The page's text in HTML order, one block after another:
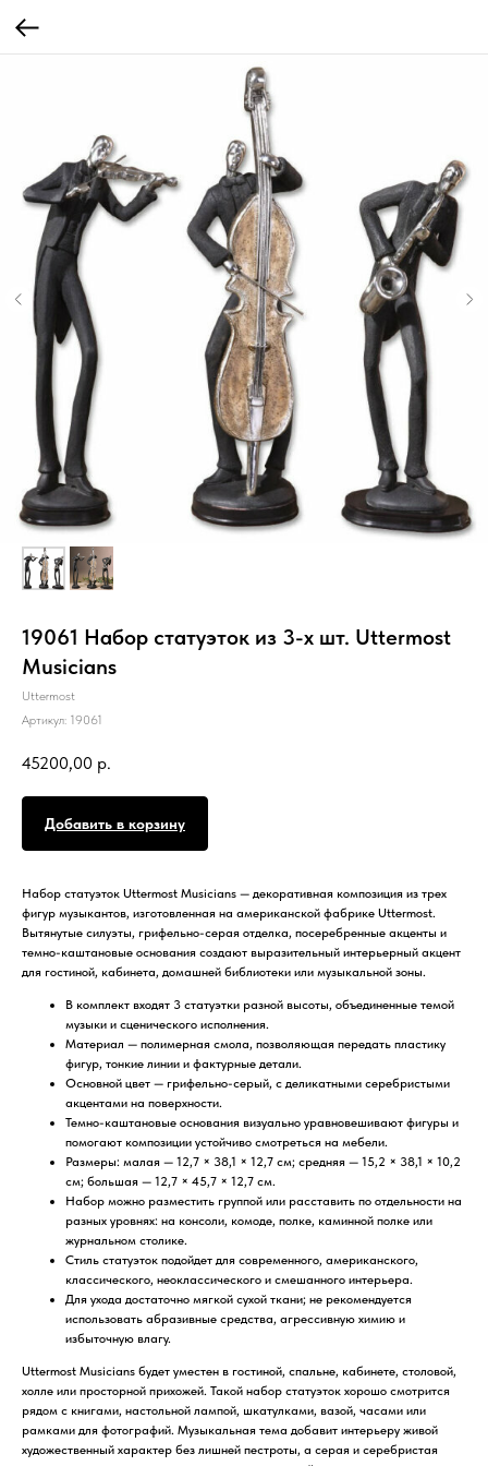
19061 Набор статуэток из 3-х шт. Uttermost
Musicians
Uttermost
Артикул: 19061
45200,00 р.
Добавить в корзину
Набор статуэток Uttermost Musicians — декоративная композиция из трех
фигур музыкантов, изготовленная на американской фабрике Uttermost.
Вытянутые силуэты, грифельно-серая отделка, посеребренные акценты и
темно-каштановые основания создают выразительный интерьерный акцент
для гостиной, кабинета, домашней библиотеки или музыкальной зоны.
В комплект входят 3 статуэтки разной высоты, объединенные темой
музыки и сценического исполнения.
Материал — полимерная смола, позволяющая передать пластику
фигур, тонкие линии и фактурные детали.
Основной цвет — грифельно-серый, с деликатными серебристыми
акцентами на поверхности.
Темно-каштановые основания визуально уравновешивают фигуры и
помогают композиции устойчиво смотреться на мебели.
Размеры: малая — 12,7 × 38,1 × 12,7 см; средняя — 15,2 × 38,1 × 10,2
см; большая — 12,7 × 45,7 × 12,7 см.
Набор можно разместить группой или расставить по отдельности на
разных уровнях: на консоли, комоде, полке, каминной полке или
журнальном столике.
Стиль статуэток подойдет для современного, американского,
классического, неоклассического и смешанного интерьера.
Для ухода достаточно мягкой сухой ткани; не рекомендуется
использовать абразивные средства, агрессивную химию и
избыточную влагу.
Uttermost Musicians будет уместен в гостиной, спальне, кабинете, столовой,
холле или просторной прихожей. Такой набор статуэток хорошо смотрится
рядом с книгами, настольной лампой, шкатулками, вазой, часами или
рамками для фотографий. Музыкальная тема добавит интерьеру живой
художественный характер без лишней пестроты, а серая и серебристая